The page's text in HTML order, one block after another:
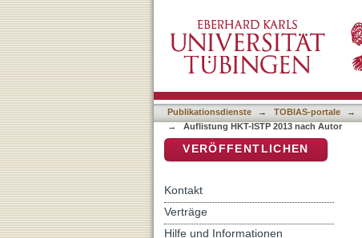
Publikationsdienste → TOBIAS-portale →
→
Auflistung HKT-ISTP 2013 nach Autor
VERÖFFENTLICHEN
Kontakt
Verträge
Hilfe und Informationen